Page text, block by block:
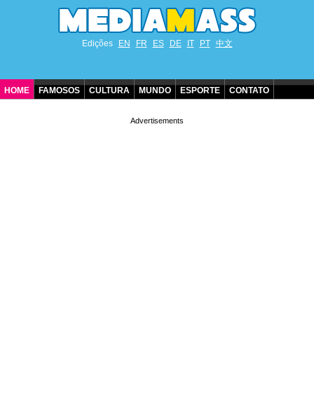
Edições EN FR ES DE IT PT 中文
HOME FAMOSOS CULTURA MUNDO ESPORTE CONTATO